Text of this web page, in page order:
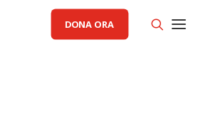
DONA ORA